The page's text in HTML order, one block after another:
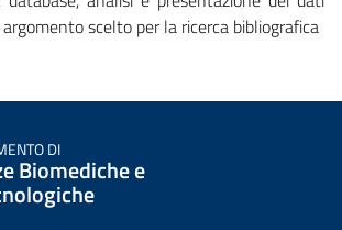
scelto per la ricerca bibliografica
DI
Biomediche e